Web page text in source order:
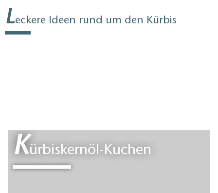
wachsen riesige Exemplare des typischen Herbstgemüses.
Beim jährlichen Rekordwiegen auf dem
Spargel- und
Erlebnishof Klaistow
Leckere Ideen rund um den Kürbis
Kürbiskernöl-Kuchen